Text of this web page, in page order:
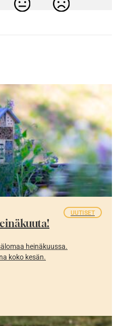
UUTISET
heinäkuussa.
koko kesän.